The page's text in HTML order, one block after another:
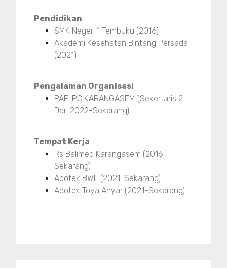
Pendidikan
SMK Negeri 1 Tembuku (2016)
Akademi Kesehatan Bintang Persada
(2021)
Pengalaman Organisasi
PAFI PC KARANGASEM (Sekertaris 2
Dari 2022-Sekarang)
Tempat Kerja
Rs Balimed Karangasem (2016-
Sekarang)
Apotek BWF (2021-Sekarang)
Apotek Toya Anyar (2021-Sekarang)